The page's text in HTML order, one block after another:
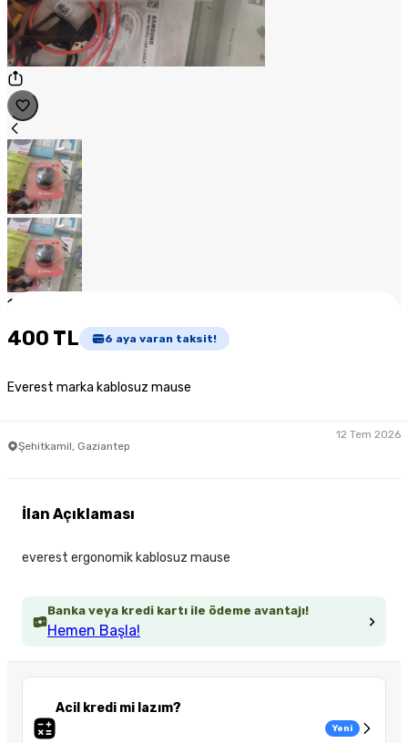
1
400 TL 6 aya varan taksit!
Everest marka kablosuz mause
Şehitkamil, Gaziantep
12 Tem 2026
Banka veya kredi kartı ile ödeme avantajı!
Hemen Başla!
Acil kredi mi lazım?
Yeni
İlan Açıklaması
everest ergonomik kablosuz mause